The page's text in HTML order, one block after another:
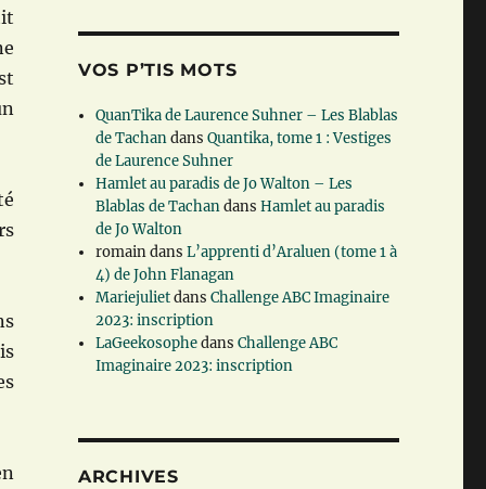
VOS P’TIS MOTS
QuanTika de Laurence Suhner – Les Blablas
de TachandansQuantika, tome 1 : Vestiges
de Laurence Suhner
Hamlet au paradis de Jo Walton – Les
Blablas de TachandansHamlet au paradis
de Jo Walton
romaindansL’apprenti d’Araluen (tome 1 à
4) de John Flanagan
MariejulietdansChallenge ABC Imaginaire
2023: inscription
LaGeekosophedansChallenge ABC
Imaginaire 2023: inscription
ARCHIVES